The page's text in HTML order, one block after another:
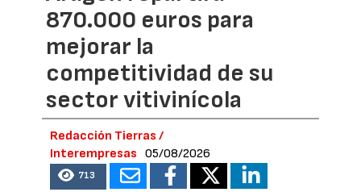
870.000 euros para
mejorar la
competitividad de su
sector vitivinícola
Redacción Tierras /
Interempresas
05/08/2026
713